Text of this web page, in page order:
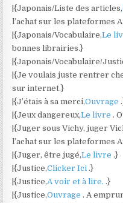
|{Japonais/Liste des articles,
l’achat sur les plateformes
|{Japonais/Vocabulaire,Le
bonnes librairies.}
|{Japonais/Vocabulaire/
|{Je voulais juste rentrer
sur internet.}
|{J’étais à sa merci,Ouvrage
|{Jeux dangereux,Le livre.
|{Juger sous Vichy, juger
l’achat sur les plateformes
|{Juger, être jugé,Le livre.}
|{Justice,Clicker Ici.}
|{Justice,A voir et à lire..}
|{Justice,Ouvrage. A